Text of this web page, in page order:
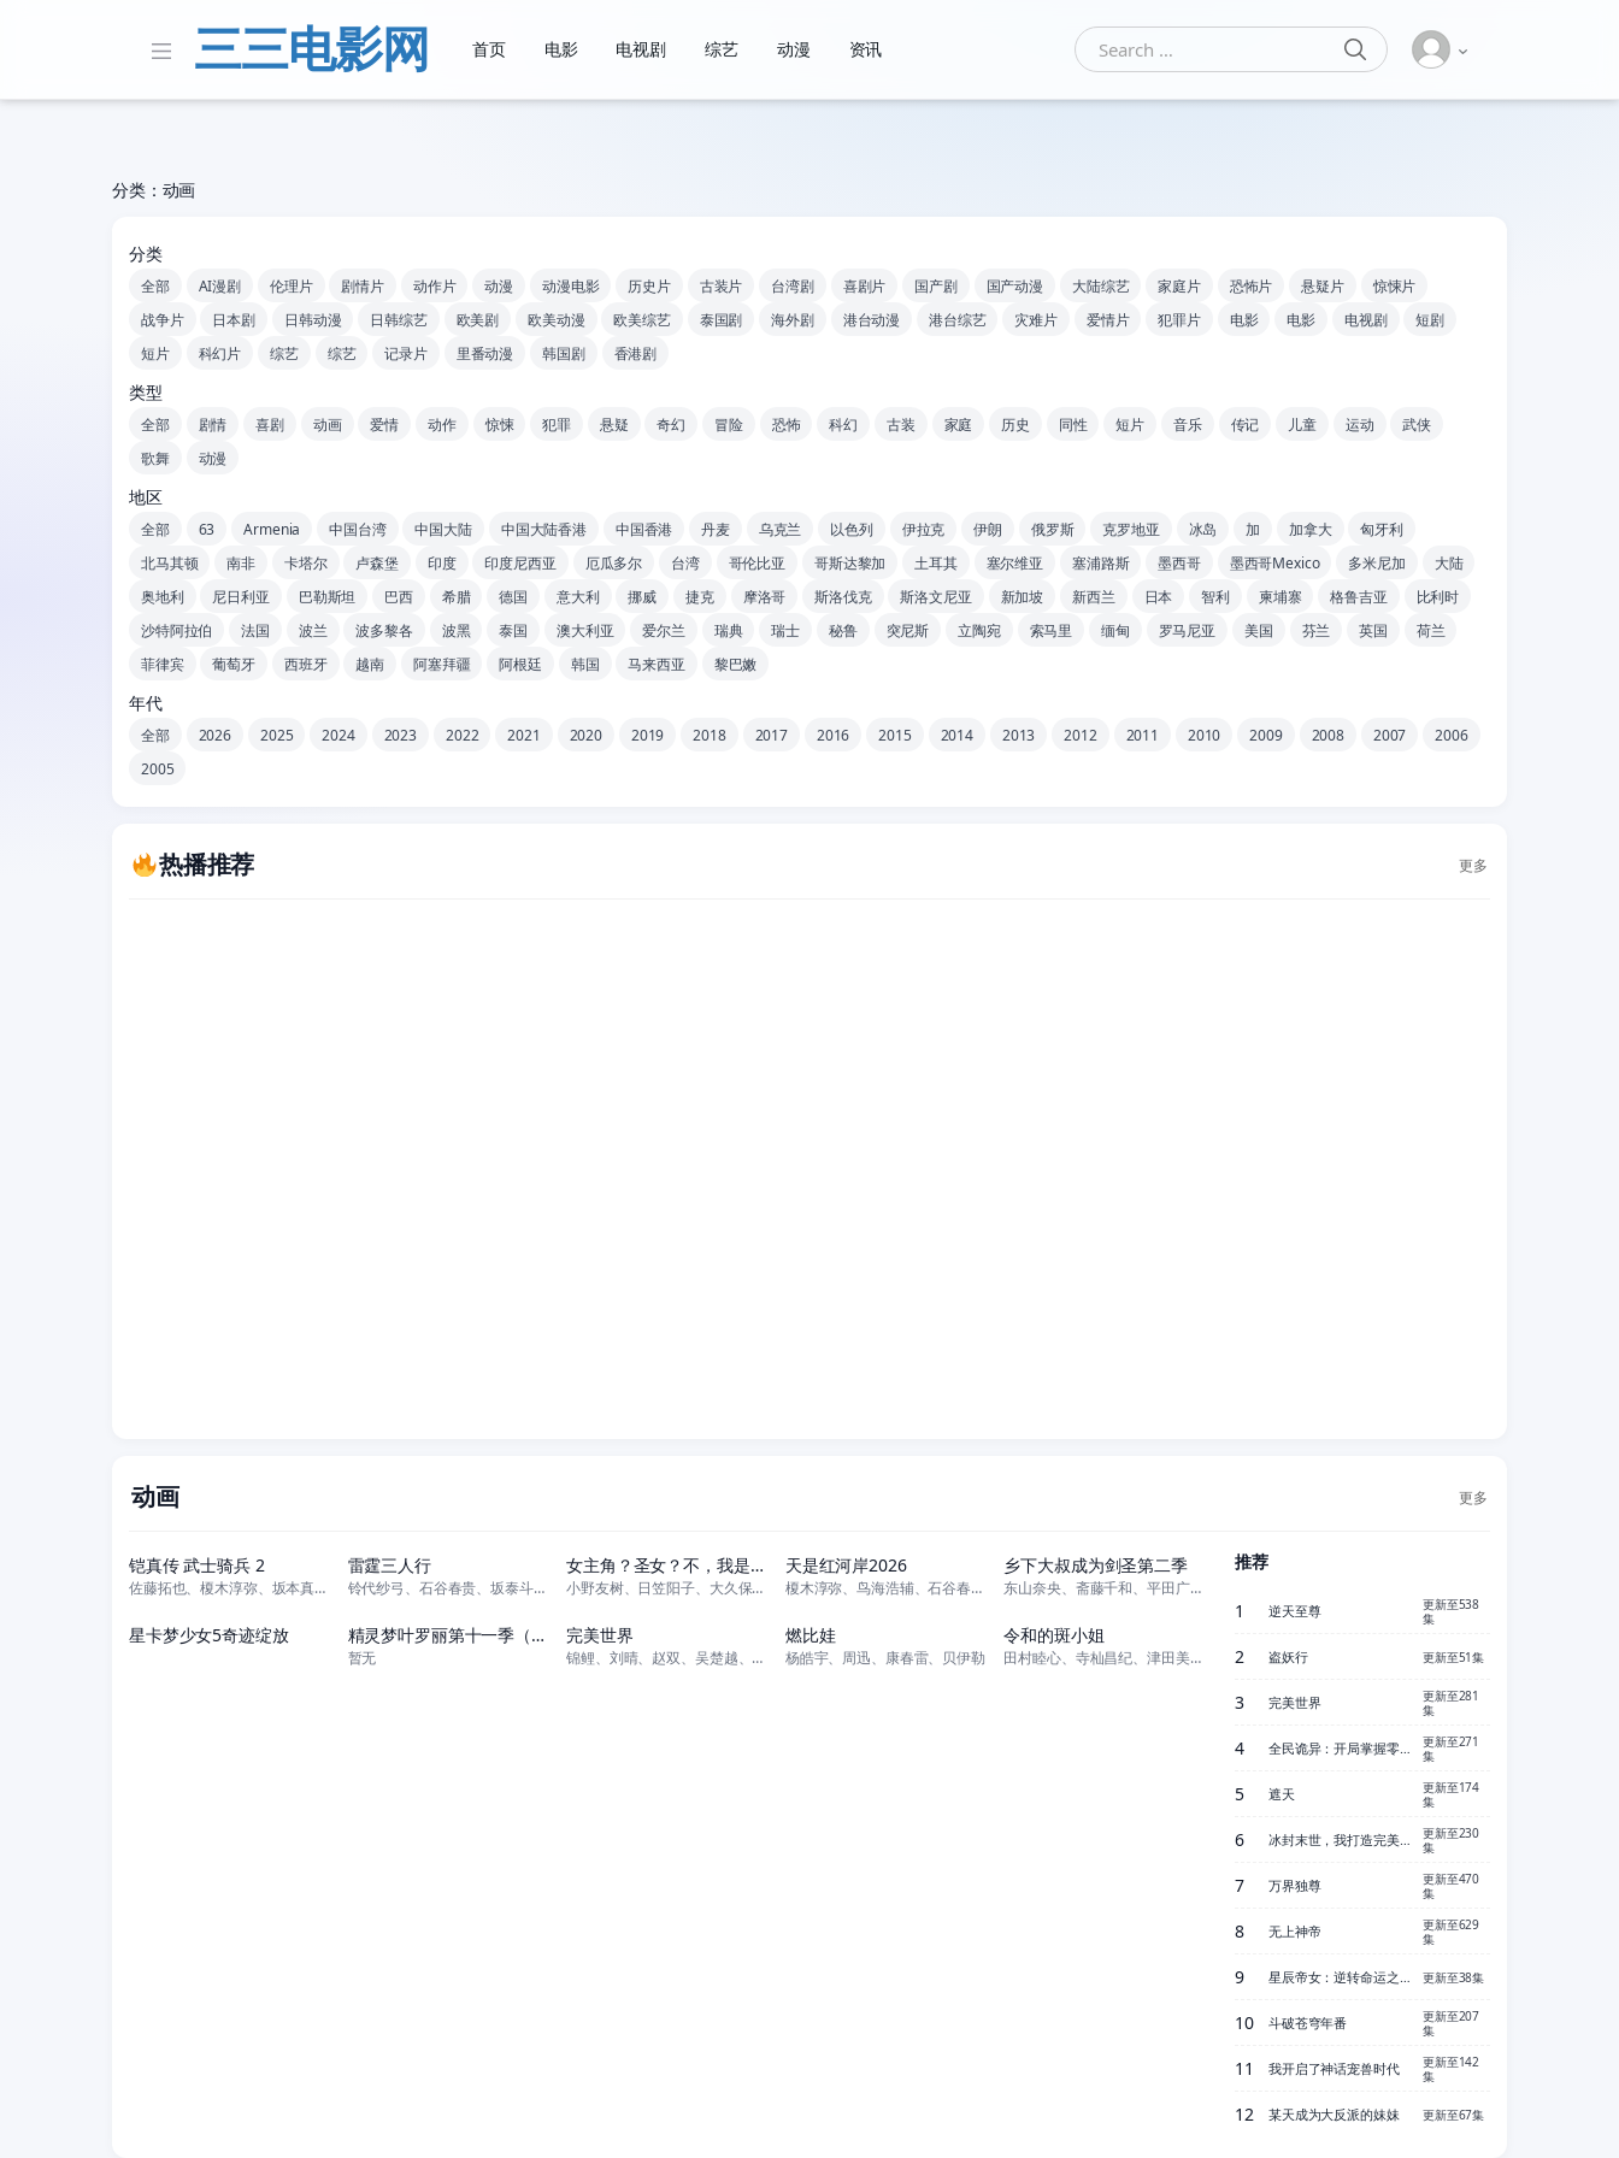
三三电影网 首页 电影 电视剧 综艺 动漫 资讯
Search for:
SEARCH
分类：动画
分类
全部 AI漫剧 伦理片 剧情片 动作片 动漫 动漫电影 历史片 古装片 台湾剧 喜剧片 国产剧 国产动漫 大陆综艺 家庭片 恐怖片 悬疑片
惊悚片
战争片
日本剧 日韩动漫 日韩综艺 欧美剧 欧美动漫 欧美综艺 泰国剧 海外剧 港台动漫 港台综艺 灾难片 爱情片 犯罪片 电影 电影 电视剧
短剧
短片
科幻片 综艺 综艺 记录片 里番动漫 韩国剧 香港剧
类型
全部 剧情 喜剧 动画 爱情 动作 惊悚 犯罪 悬疑 奇幻 冒险 恐怖 科幻 古装 家庭 历史 同性 短片 音乐 传记 儿童 运动
武侠
歌舞
动漫
地区
全部 63 Armenia 中国台湾 中国大陆 中国大陆香港 中国香港 丹麦 乌克兰 以色列 伊拉克 伊朗 俄罗斯 克罗地亚 冰岛 加 加拿大
匈牙利
北马其顿
南非 卡塔尔 卢森堡 印度 印度尼西亚 厄瓜多尔 台湾 哥伦比亚 哥斯达黎加 土耳其 塞尔维亚 塞浦路斯 墨西哥 墨西哥Mexico 多米尼加
大陆
奥地利
尼日利亚 巴勒斯坦 巴西 希腊 德国 意大利 挪威 捷克 摩洛哥 斯洛伐克 斯洛文尼亚 新加坡 新西兰 日本 智利 柬埔寨 格鲁吉亚
比利时
沙特阿拉伯
法国 波兰 波多黎各 波黑 泰国 澳大利亚 爱尔兰 瑞典 瑞士 秘鲁 突尼斯 立陶宛 索马里 缅甸 罗马尼亚 美国 芬兰 英国
荷兰
菲律宾
葡萄牙 西班牙 越南 阿塞拜疆 阿根廷 韩国 马来西亚 黎巴嫩
年代
全部 2026 2025 2024 2023 2022 2021 2020 2019 2018 2017 2016 2015 2014 2013 2012 2011 2010 2009 2008 2007
2006
2005
热播推荐 更多
动画
更多
铠真传 武士骑兵 2
佐藤拓也、榎木淳弥、坂本真绫、子安武人、远藤绫、铃村健一、小西克幸、鸟海
雷霆三人行
铃代纱弓、石谷春贵、坂泰斗、新祐树、前川凉子、川井田夏海、广濑有纪、坂田
女主角？圣女？不，我是杂役女仆（自豪）！
小野友树、日笠阳子、大久保瑠美、堀江瞬、天崎滉平、仲村宗悟、宫本侑芽
天是红河岸2026
榎木淳弥、鸟海浩辅、石谷春贵、前野智昭、游佐浩二、千叶翔也、神尾晋一郎、
乡下大叔成为剑圣第二季
东山奈央、斋藤千和、平田广明、石川界人、内田直哉、仲田亚里沙、上田瞳、广
更新至11集
星卡梦少女5奇迹绽放
更新至10集
精灵梦叶罗丽第十一季（下）
暂无
更新至281集
完美世界
锦鲤、刘晴、赵双、吴楚越、阎么么、宣晓鸣
正片
燃比娃
杨皓宇、周迅、康春雷、贝伊勒
更新至06集
令和的斑小姐
田村睦心、寺杣昌纪、津田美波、寺泽百花
推荐
1 逆天至尊
更新至538
集
2 盗妖行 更新至51集
3 完美世界
更新至281
集
4 全民诡异：开局掌握零元购
更新至271
集
5 遮天
更新至174
集
6 冰封末世，我打造完美领地
更新至230
集
7 万界独尊
更新至470
集
8 无上神帝
更新至629
集
9 星辰帝女：逆转命运之歌 更新至38集
10 斗破苍穹年番
更新至207
集
11 我开启了神话宠兽时代
更新至142
集
12 某天成为大反派的妹妹 更新至67集